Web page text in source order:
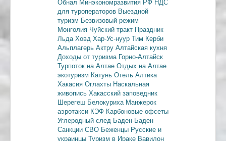
для туроператоров Выездной
туризм Безвизовый режим
Монголия Чуйский тракт Праздник
Льда Ховд Хар-Ус-нуур Тим Керби
Альплагерь Актру Алтайская кухня
Доходы от туризма Горно-Алтайск
Турпоток на Алтае Отдых на Алтае
экотуризм Катунь Отель Алтика
Хакасия Оглахты Наскальная
живопись Хакасский заповедник
Шерегеш Белокуриха Манжерок
аэротакси КЭФ Карбоновые офсеты
Углеродный след Баден-Баден
Санкции СВО Беженцы Русские и
украинцы Туризм в Ираке Вавилон